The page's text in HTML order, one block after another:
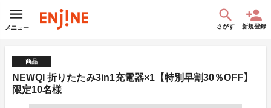
メニュー さがす 新規登録
商品
NEWQI 折りたたみ3in1充電器×1【特別早割30％OFF】
限定10名様